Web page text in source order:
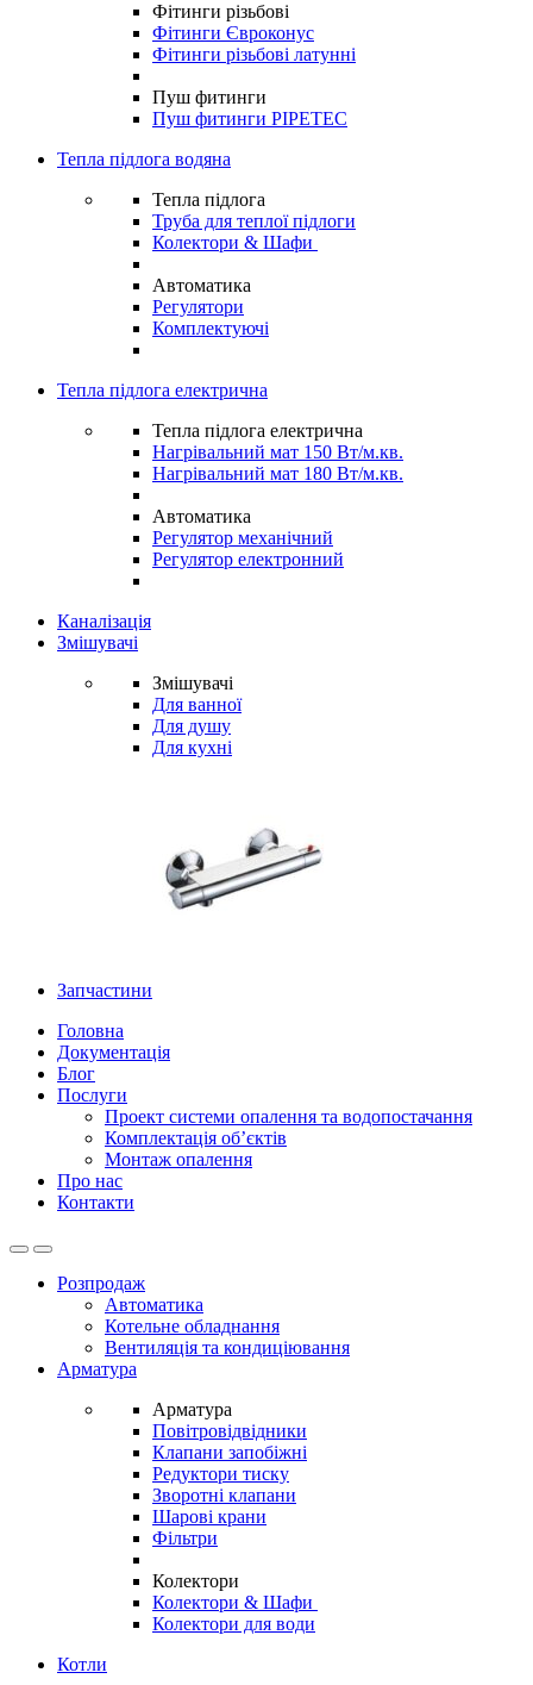
Фітинги різьбові
Фітинги Євроконус
Фітинги різьбові латунні
Пуш фитинги
Пуш фитинги PIPETEC
Тепла підлога водяна
Тепла підлога
Труба для теплої підлоги
Колектори & Шафи
Автоматика
Регулятори
Комплектуючі
Тепла підлога електрична
Тепла підлога електрична
Нагрівальний мат 150 Вт/м.кв.
Нагрівальний мат 180 Вт/м.кв.
Автоматика
Регулятор механічний
Регулятор електронний
Каналізація
Змішувачі
Змішувачі
Для ванної
Для душу
Для кухні
Запчастини
Головна
Документація
Блог
Послуги
Проект системи опалення та водопостачання
Комплектація об’єктів
Монтаж опалення
Про нас
Контакти
OpenClose
Розпродаж
Автоматика
Котельне обладнання
Вентиляція та кондиціювання
Арматура
Арматура
Повітровідвідники
Клапани запобіжні
Редуктори тиску
Зворотні клапани
Шарові крани
Фільтри
Колектори
Колектори & Шафи
Колектори для води
Котли